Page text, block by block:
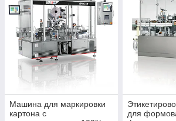
Машина для маркировки
картона с
для